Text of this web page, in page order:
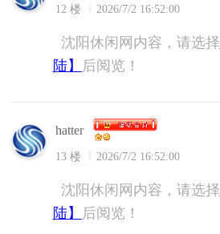
12 楼 2026/7/2 16:52:00
沈阳休闲网内容，请选择
陆】
后阅览！
hatter
13 楼 2026/7/2 16:52:00
沈阳休闲网内容，请选择
陆】
后阅览！